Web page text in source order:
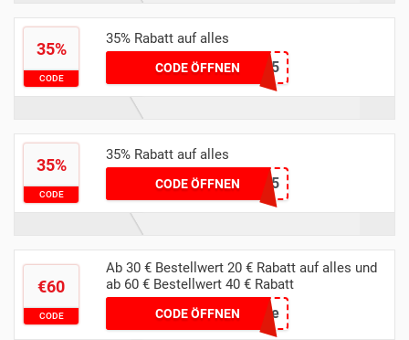
35%
CODE
35% Rabatt auf alles
CODE ÖFFNENdenisebo35
35%
CODE
35% Rabatt auf alles
CODE ÖFFNEN BIN35
€60
CODE
Ab 30 € Bestellwert 20 € Rabatt auf alles und
ab 60 € Bestellwert 40 € Rabatt
CODE ÖFFNENWelcome